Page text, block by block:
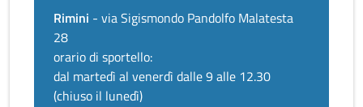
Rimini - via Sigismondo Pandolfo Malatesta
28
orario di sportello:
dal martedì al venerdì dalle 9 alle 12.30
(chiuso il lunedì)